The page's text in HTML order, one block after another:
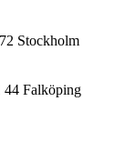
Stockholm
44 Falköping